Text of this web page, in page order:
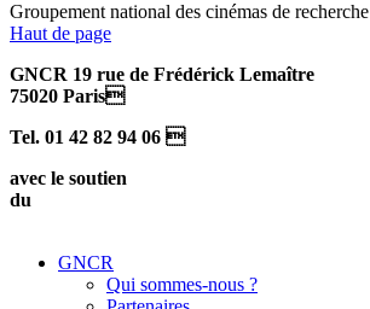
Groupement national des cinémas de recherche
Haut de page
GNCR 19 rue de Frédérick Lemaître
75020 Paris
Tel. 01 42 82 94 06 
avec le soutien
du
GNCR
Qui sommes-nous ?